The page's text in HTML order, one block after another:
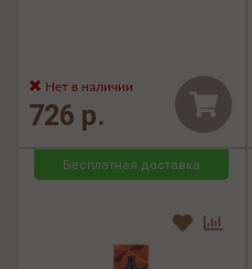
Нет в наличии
726 р.
Бесплатная доставка